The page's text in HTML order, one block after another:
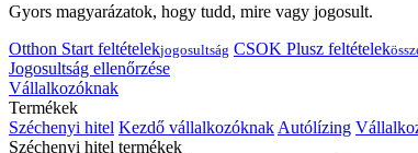
Gyors magyarázatok, hogy tudd, mire vagy jogosult.
Otthon Start feltételekjogosultság CSOK Plusz feltételek
Jogosultság ellenőrzése
Vállalkozóknak
Termékek
Széchenyi hitel Kezdő vállalkozóknak Autólízing
Széchenyi hitel termékek